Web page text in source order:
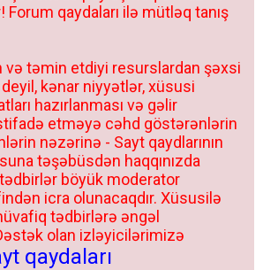
Forum qaydaları ilə mütləq tanış
və təmin etdiyi resurslardan şəxsi
kənar niyyətlər, xüsusi
hazırlanması və gəlir
etməyə cəhd göstərənlərin
nəzərinə - Sayt qaydlarının
təşəbüsdən haqqınızda
böyük moderator
icra olunacaqdır. Xüsusilə
tədbirlərə əngəl
olan izləyicilərimizə
qaydaları